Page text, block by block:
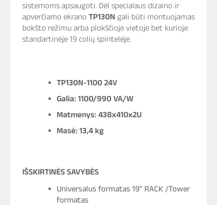
sistemoms apsaugoti. Dėl specialaus dizaino ir
apverčiamo ekrano TP130N gali būti montuojamas
bokšto režimu arba plokščioje vietoje bet kurioje
standartinėje 19 colių spintelėje.
TP130N-1100 24V
Galia: 1100/990 VA/W
Matmenys: 438x410x2U
Masė: 13,4 kg
IŠSKIRTINĖS SAVYBĖS
Universalus formatas 19″ RACK /Tower
formatas